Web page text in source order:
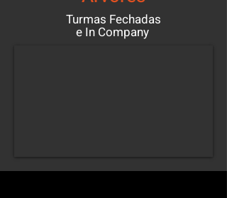
Turmas Fechadas
e In Company